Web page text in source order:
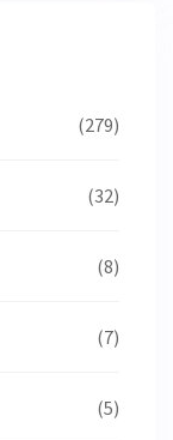
(279)
(32)
(8)
(7)
(5)